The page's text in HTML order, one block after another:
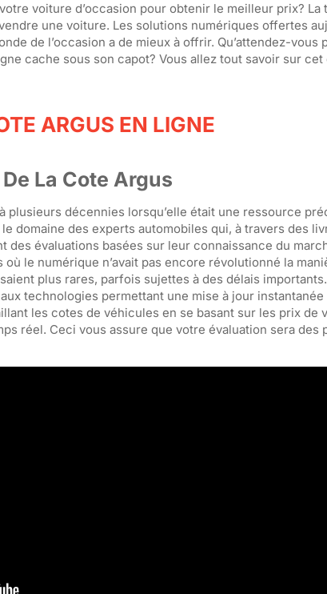
voiture d’occasion pour obtenir le meilleur prix?
une voiture. Les solutions numériques offertes
de l’occasion a de mieux à offrir. Qu’attendez-
cache sous son capot? Vous allez tout savoir sur
ARGUS EN LIGNE
La Cote Argus
plusieurs décennies lorsqu’elle était une ressource
domaine des experts automobiles qui, à travers des
des évaluations basées sur leur connaissance du
le numérique n’avait pas encore révolutionné la
plus rares, parfois sujettes à des délais
technologies permettant une mise à jour
les cotes de véhicules en se basant sur les prix de
réel. Ceci vous assure que votre évaluation sera